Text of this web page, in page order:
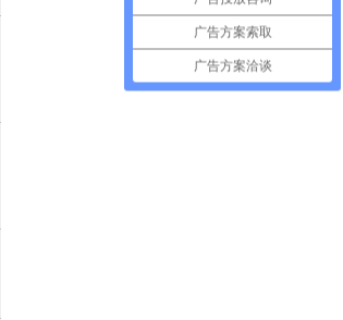
广告方案索取
广告方案洽谈